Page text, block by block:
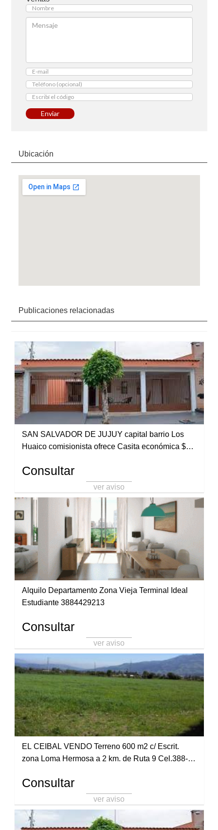
Enviar
Ubicación
Publicaciones relacionadas
SAN SALVADOR DE JUJUY capital barrio Los
Huaico comisionista ofrece Casita económica $
Consultar
ver aviso
Alquilo Departamento Zona Vieja Terminal Ideal
Estudiante 3884429213
Consultar
ver aviso
EL CEIBAL VENDO Terreno 600 m2 c/ Escrit.
zona Loma Hermosa a 2 km. de Ruta 9 Cel.388-
Consultar
ver aviso